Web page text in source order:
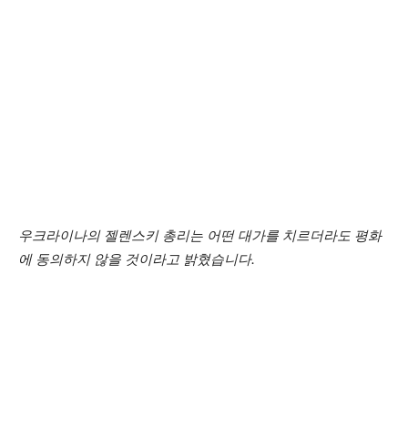
우크라이나의 젤렌스키 총리는 어떤 대가를 치르더라도 평화
에 동의하지 않을 것이라고 밝혔습니다.